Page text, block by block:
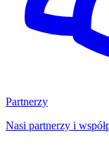
Partnerzy
Nasi partnerzy i